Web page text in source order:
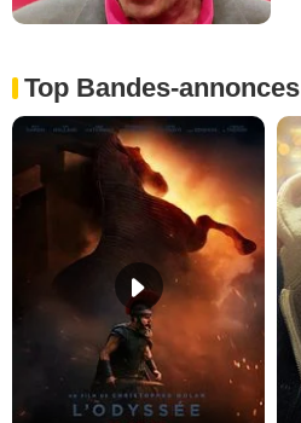
Top Bandes-annonces